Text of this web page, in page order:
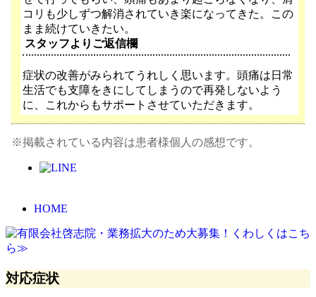
コリも少しずつ解消されていき楽になってきた。この
まま続けていきたい。
スタッフよりご返信欄
症状の改善がみられてうれしく思います。頭痛は日常
生活でも支障をきにしてしまうので再発しないよう
に、これからもサポートさせていただきます。
※掲載されている内容は患者様個人の感想です。
HOME
対応症状